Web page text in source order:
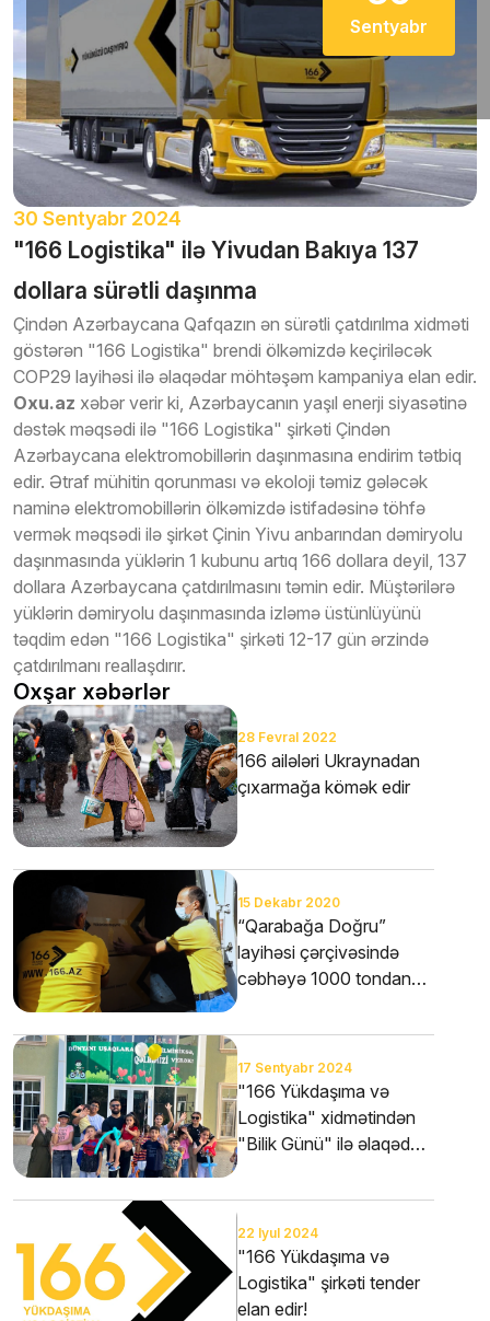
Sentyabr
30 Sentyabr 2024
"166 Logistika" ilə Yivudan Bakıya 137
dollara sürətli daşınma
Çindən Azərbaycana Qafqazın ən sürətli çatdırılma xidməti
göstərən "166 Logistika" brendi ölkəmizdə keçiriləcək
COP29 layihəsi ilə əlaqədar möhtəşəm kampaniya elan edir.
Oxu.az xəbər verir ki, Azərbaycanın yaşıl enerji siyasətinə
dəstək məqsədi ilə "166 Logistika" şirkəti Çindən
Azərbaycana elektromobillərin daşınmasına endirim tətbiq
edir. Ətraf mühitin qorunması və ekoloji təmiz gələcək
naminə elektromobillərin ölkəmizdə istifadəsinə töhfə
vermək məqsədi ilə şirkət Çinin Yivu anbarından dəmiryolu
daşınmasında yüklərin 1 kubunu artıq 166 dollara deyil, 137
dollara Azərbaycana çatdırılmasını təmin edir. Müştərilərə
yüklərin dəmiryolu daşınmasında izləmə üstünlüyünü
təqdim edən "166 Logistika" şirkəti 12-17 gün ərzində
çatdırılmanı reallaşdırır.
Oxşar xəbərlər
28 Fevral 2022
166 ailələri Ukraynadan
çıxarmağa kömək edir
15 Dekabr 2020
“Qarabağa Doğru”
layihəsi çərçivəsində
cəbhəyə 1000 tondan
17 Sentyabr 2024
"166 Yükdaşıma və
Logistika" xidmətindən
"Bilik Günü" ilə əlaqədar
22 Iyul 2024
"166 Yükdaşıma və
Logistika" şirkəti tender
elan edir!